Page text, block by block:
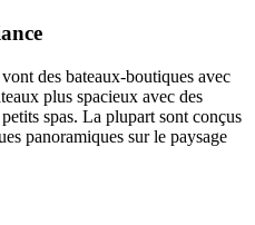
des bateaux-boutiques avec
plus spacieux avec des
spas. La plupart sont conçus
panoramiques sur le paysage